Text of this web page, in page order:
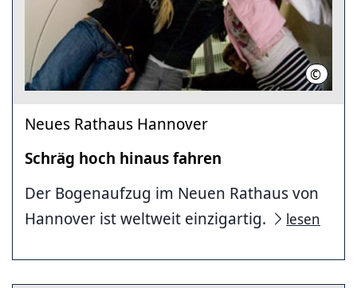
© HMTG
Neues Rathaus Hannover
Schräg hoch hinaus fahren
Der Bogenaufzug im Neuen Rathaus von
Hannover ist weltweit einzigartig.
lesen